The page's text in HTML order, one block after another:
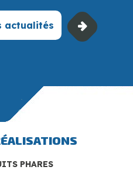
actualités
PHARES